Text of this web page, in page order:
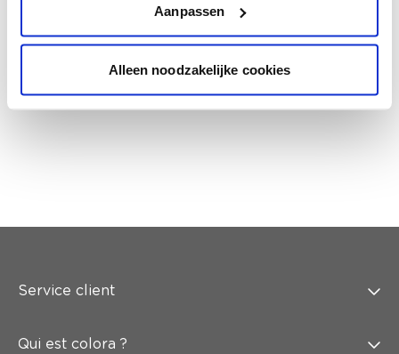
Aanpassen
Alleen noodzakelijke cookies
l'éclairage et de votre mobilier.
Obtenez un contrôle technologique de vos
Service client
Qui est colora ?